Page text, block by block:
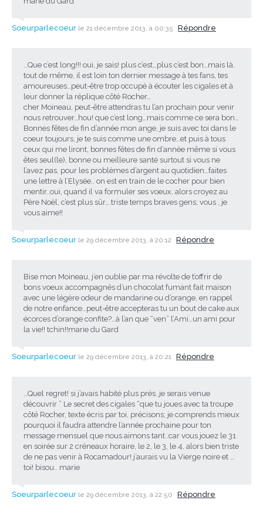
Soeurparlecoeur le 21 décembre 2013, à 00:35 Répondre
…Que c’est long!!! oui, je sais! plus c’est…plus c’est bon…mais là,
tout de même, il est loin ton dernier message à tes fans, tes
amoureuses…peut-être trop occupé à écouter les cigales et à
leur donner la réplique côté Rocher…
cher Moineau, peut-être attendras tu l’an prochain pour venir
nous retrouver…hou! que c’est long…mais comme ce sera bon…
Bonnes fêtes de fin d’année mon ange, je suis avec toi dans le
coeur toujours, je te suis comme une ombre…et puis à tous
ceux qui me liront, bonnes fêtes de fin d’année même si vous
êtes seul(le), bonne ou meilleure santé surtout si vous ne
l’avez pas, pour les problèmes d’argent au quotidien…faites
une lettre à l’Elysée.. on est en train de le cocher pour bien
mentir..oui, quand il va formuler ses voeux, alors croyez au
Père Noël, c’est plus sûr….triste temps braves gens; vous , je
vous aime!!
Soeurparlecoeur le 29 décembre 2013, à 20:12 Répondre
Bise mon Moineau, j’en oublie par ma révolte de t’offrir de
bons voeux accompagnés d’un chocolat fumant fait maison
avec une légère odeur de mandarine ou d’orange, en rappel
de notre enfance…peut-être accepteras tu un bout de cake aux
écorces d’orange confite?…à l’an que “ven” l’Ami…un ami pour
la vie!! tchin!!marie du Gard
Soeurparlecoeur le 29 décembre 2013, à 20:21 Répondre
…Quel regret! si j’avais habité plus prés..je serais venue
découvrir ” Le secret des cigales “que tu joues avec ta troupe
côté Rocher, texte écris par toi, précisons; je comprends mieux
pourquoi il faudra attendre l’année prochaine pour ton
message mensuel que nous aimons tant..car vous jouez le 31
en soirée sur 2 créneaux horaire, le 2, le 3, le 4, alors bien triste
de ne pas venir à Rocamadour! j’aurais vu la Vierge noire et …
toi! bisou.. marie
Soeurparlecoeur le 29 décembre 2013, à 22:50 Répondre